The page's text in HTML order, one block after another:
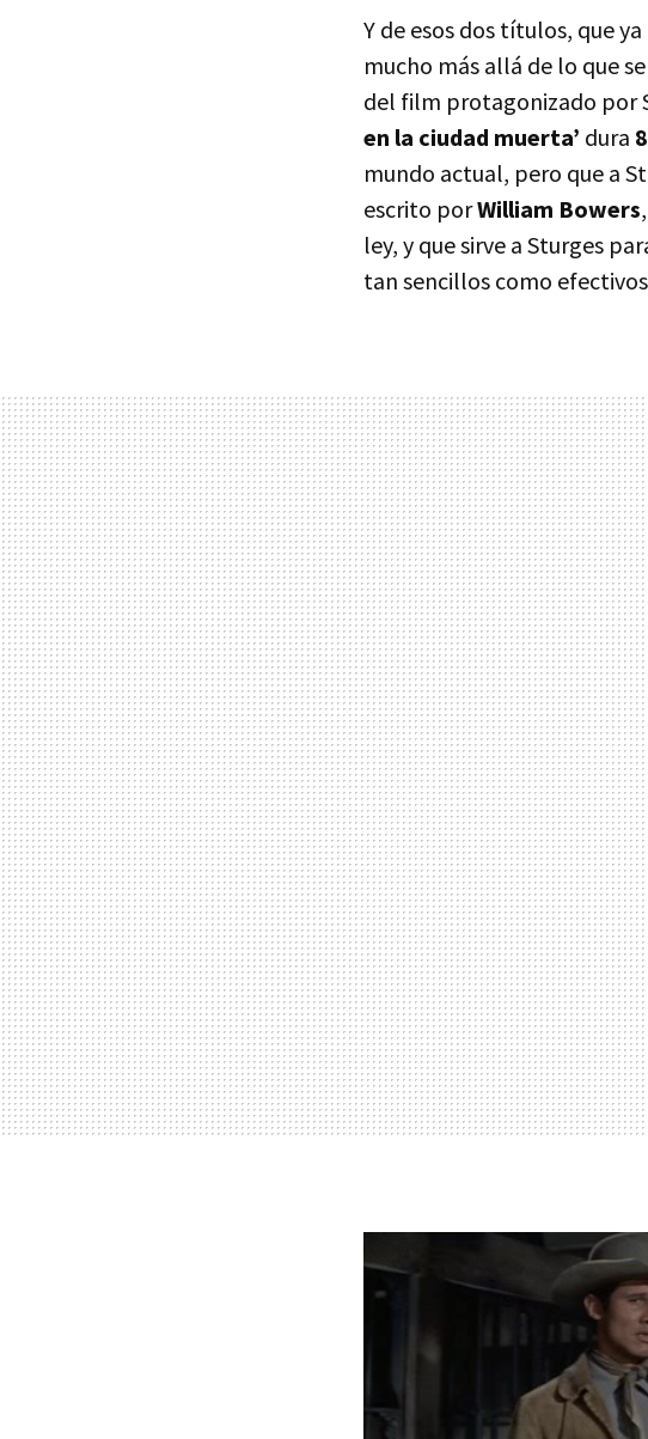
Y de esos dos títulos, que
mucho más allá de lo que
del film protagonizado por
en la ciudad muerta’ dura
mundo actual, pero que a
escrito porWilliam Bowers
ley, y que sirve a Sturges
tan sencillos como